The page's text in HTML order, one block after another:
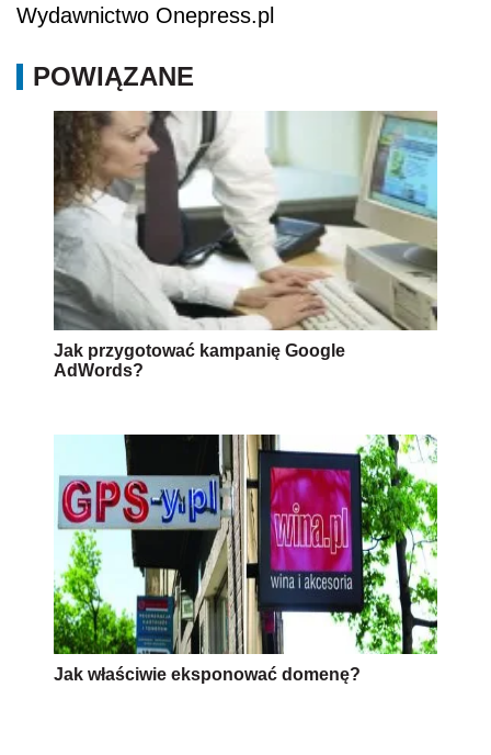
Wydawnictwo Onepress.pl
POWIĄZANE
Jak przygotować kampanię Google
AdWords?
Jak właściwie eksponować domenę?